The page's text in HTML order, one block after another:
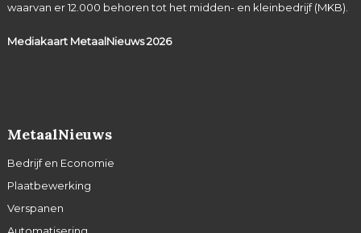
waarvan er 12.000 behoren tot het midden- en kleinbedrijf (MKB).
Mediakaart MetaalNieuws2026
MetaalNieuws
Bedrijf en Economie
Plaatbewerking
Verspanen